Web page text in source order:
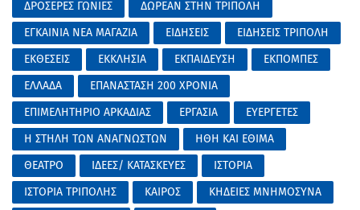
ΔΡΟΣΕΡΕΣ ΓΩΝΙΕΣ
ΔΩΡΕΑΝ ΣΤΗΝ ΤΡΙΠΟΛΗ
ΕΓΚΑΙΝΙΑ ΝΕΑ ΜΑΓΑΖΙΑ
ΕΙΔΗΣΕΙΣ
ΕΙΔΗΣΕΙΣ ΤΡΙΠΟΛΗ
ΕΚΘΕΣΕΙΣ
ΕΚΚΛΗΣΙΑ ΕΚΠΑΙΔΕΥΣΗ
ΕΚΠΟΜΠΕΣ
ΕΛΛΑΔΑ
ΕΠΑΝΑΣΤΑΣΗ 200 ΧΡΟΝΙΑ
ΕΠΙΜΕΛΗΤΗΡΙΟ ΑΡΚΑΔΙΑΣ
ΕΡΓΑΣΙΑ
ΕΥΕΡΓΕΤΕΣ
Η ΣΤΗΛΗ ΤΩΝ ΑΝΑΓΝΩΣΤΩΝ
ΗΘΗ ΚΑΙ ΕΘΙΜΑ
ΘΕΑΤΡΟ
ΙΔΕΕΣ/ ΚΑΤΑΣΚΕΥΕΣ
ΙΣΤΟΡΙΑ
ΙΣΤΟΡΙΑ ΤΡΙΠΟΛΗΣ
ΚΑΙΡΟΣ
ΚΗΔΕΙΕΣ ΜΝΗΜΟΣΥΝΑ